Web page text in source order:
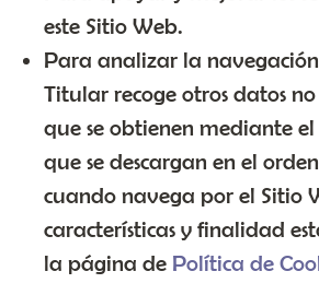
este Sitio Web.
Para analizar la navegación
Titular recoge otros datos
que se obtienen mediante el
que se descargan en el
cuando navega por el Sitio
características y finalidad
la página de Política de